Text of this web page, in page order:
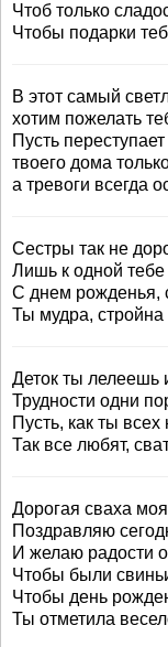
Чтоб только
Чтобы подарки
В этот самый
хотим пожелать
Пусть
твоего дома
а тревоги всегда
Сестры так не
Лишь к одной тебе
С днем рожденья,
Ты мудра,
Деток ты лелеешь
Трудности одни
Пусть, как ты
Так все любят,
Дорогая сваха
Поздравляю
И желаю радости
Чтобы были
Чтобы день
Ты отметила